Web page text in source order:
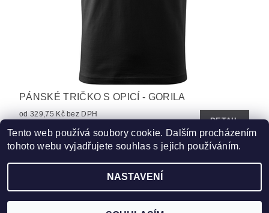
PÁNSKÉ TRIČKO S OPICÍ - GORILA
od 329,75 Kč bez DPH
od399 Kč
DETAIL
2026 ©www.HobbyTriko.cz, všechna práva vyhrazenaUpravit nastavení cookies
Tento web používá soubory cookie. Dalším procházením
tohoto webu vyjadřujete souhlas s jejich používáním.
NASTAVENÍ